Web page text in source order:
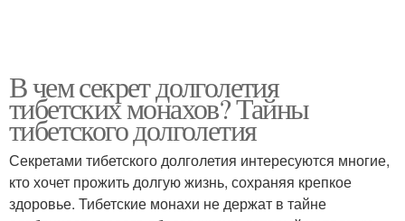
В чем секрет долголетия
тибетских монахов? Тайны
тибетского долголетия
Секретами тибетского долголетия интересуются многие,
кто хочет прожить долгую жизнь, сохраняя крепкое
здоровье. Тибетские монахи не держат в тайне